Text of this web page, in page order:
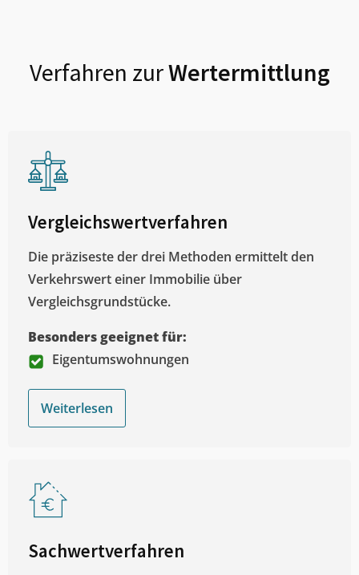
Verfahren zurWertermittlung
Vergleichswertverfahren
Die präziseste der drei Methoden ermittelt den
Verkehrswert einer Immobilie über
Vergleichsgrundstücke.
Besonders geeignet für:
Eigentumswohnungen
Weiterlesen
Sachwertverfahren